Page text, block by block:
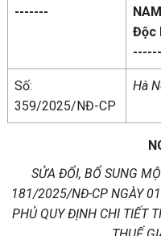
-------
NAM
Độc
Số:
359/2025/NĐ-CP
Hà
SỬA ĐỔI, BỔ SUNG
181/2025/NĐ-CP NGÀY
PHỦ QUY ĐỊNH CHI TIẾT